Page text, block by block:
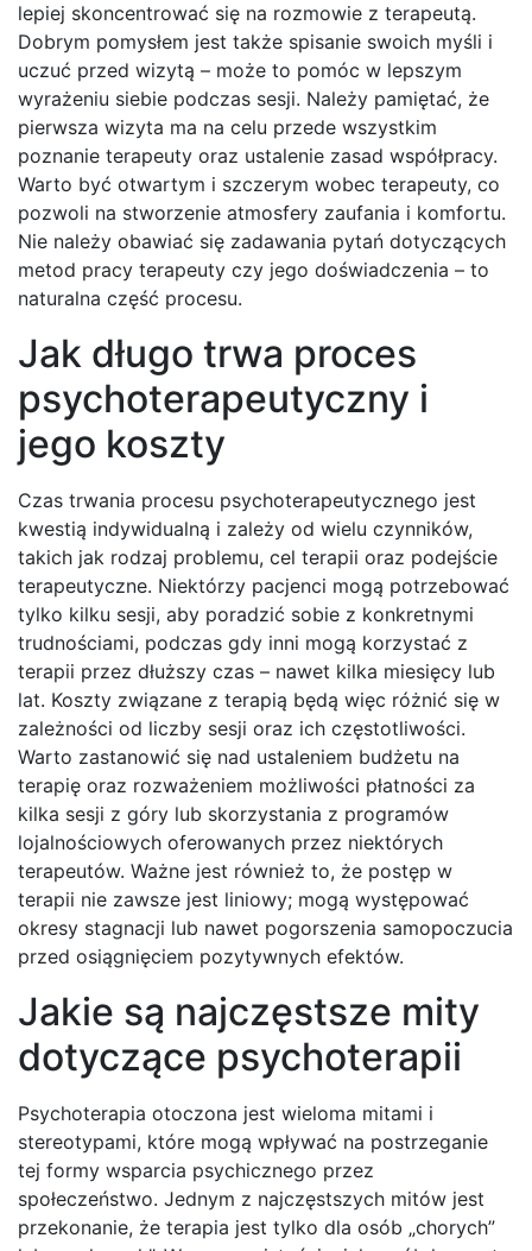
lepiej skoncentrować się na rozmowie z terapeutą.
Dobrym pomysłem jest także spisanie swoich myśli i
uczuć przed wizytą – może to pomóc w lepszym
wyrażeniu siebie podczas sesji. Należy pamiętać, że
pierwsza wizyta ma na celu przede wszystkim
poznanie terapeuty oraz ustalenie zasad współpracy.
Warto być otwartym i szczerym wobec terapeuty, co
pozwoli na stworzenie atmosfery zaufania i komfortu.
Nie należy obawiać się zadawania pytań dotyczących
metod pracy terapeuty czy jego doświadczenia – to
naturalna część procesu.
Jak długo trwa proces
psychoterapeutyczny i
jego koszty
Czas trwania procesu psychoterapeutycznego jest
kwestią indywidualną i zależy od wielu czynników,
takich jak rodzaj problemu, cel terapii oraz podejście
terapeutyczne. Niektórzy pacjenci mogą potrzebować
tylko kilku sesji, aby poradzić sobie z konkretnymi
trudnościami, podczas gdy inni mogą korzystać z
terapii przez dłuższy czas – nawet kilka miesięcy lub
lat. Koszty związane z terapią będą więc różnić się w
zależności od liczby sesji oraz ich częstotliwości.
Warto zastanowić się nad ustaleniem budżetu na
terapię oraz rozważeniem możliwości płatności za
kilka sesji z góry lub skorzystania z programów
lojalnościowych oferowanych przez niektórych
terapeutów. Ważne jest również to, że postęp w
terapii nie zawsze jest liniowy; mogą występować
okresy stagnacji lub nawet pogorszenia samopoczucia
przed osiągnięciem pozytywnych efektów.
Jakie są najczęstsze mity
dotyczące psychoterapii
Psychoterapia otoczona jest wieloma mitami i
stereotypami, które mogą wpływać na postrzeganie
tej formy wsparcia psychicznego przez
społeczeństwo. Jednym z najczęstszych mitów jest
przekonanie, że terapia jest tylko dla osób „chorych”